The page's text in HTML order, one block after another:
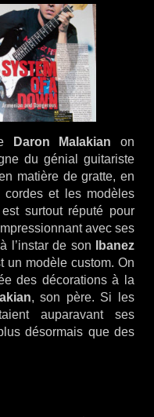
Daron Malakianon
du génial guitariste
matière de gratte, en
et les modèles
surtout réputé pour
avec ses
l’instar de son
Ibanez
un modèle custom. On
des décorations à la
, son père. Si les
auparavant ses
désormais que des